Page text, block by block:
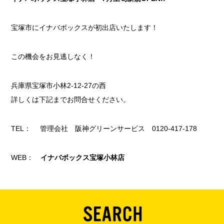
宝塚市にイナバボックスが初出店いたします！
この機会をお見逃しなく！
兵庫県宝塚市小林2-12-27の西
詳しくは下記までお問合せください。
TEL： 管理会社 阪神グリーンサービス 0120-417-178
WEB： イナバボックス宝塚小林店